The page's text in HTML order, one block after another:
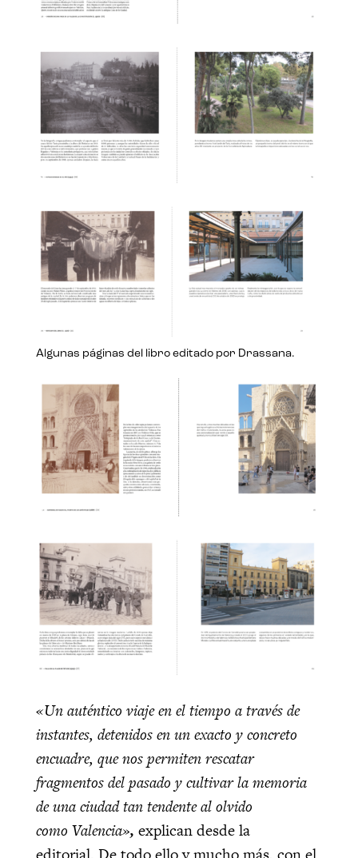
Algunas páginas del libro editado por Drassana.
«Un auténtico viaje en el tiempo a través de
instantes, detenidos en un exacto y concreto
encuadre, que nos permiten rescatar
fragmentos del pasado y cultivar la memoria
de una ciudad tan tendente al olvido
como Valencia», explican desde la